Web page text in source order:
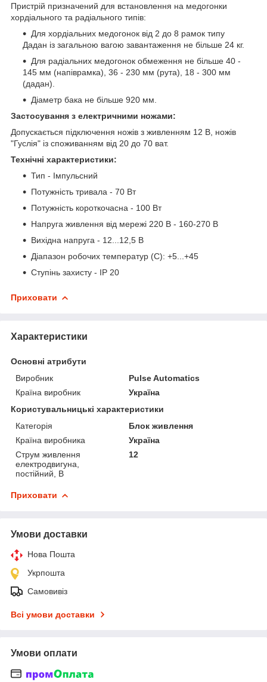
Пристрій призначений для встановлення на медогонки
хордіального та радіального типів:
Для хордіальних медогонок від 2 до 8 рамок типу
Дадан із загальною вагою завантаження не більше 24 кг.
Для радіальних медогонок обмеження не більше 40 -
145 мм (напіврамка), 36 - 230 мм (рута), 18 - 300 мм
(дадан).
Діаметр бака не більше 920 мм.
Застосування з електричними ножами:
Допускається підключення ножів з живленням 12 В, ножів
"Гуслія" із споживанням від 20 до 70 ват.
Технічні характеристики:
Тип - Імпульсний
Потужність тривала - 70 Вт
Потужність короткочасна - 100 Вт
Напруга живлення від мережі 220 В - 160-270 В
Вихідна напруга - 12...12,5 В
Діапазон робочих температур (С): +5...+45
Ступінь захисту - IP 20
Приховати
Характеристики
Основні атрибути
Виробник
Pulse Automatics
Країна виробник
Україна
Користувальницькі характеристики
Категорія
Блок живлення
Країна виробника
Україна
Струм живлення
електродвигуна,
постійний, В
12
Приховати
Умови доставки
Нова Пошта
Укрпошта
Самовивіз
Всі умови доставки
Умови оплати